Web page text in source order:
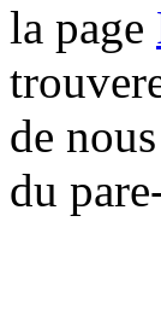
la page
de
du